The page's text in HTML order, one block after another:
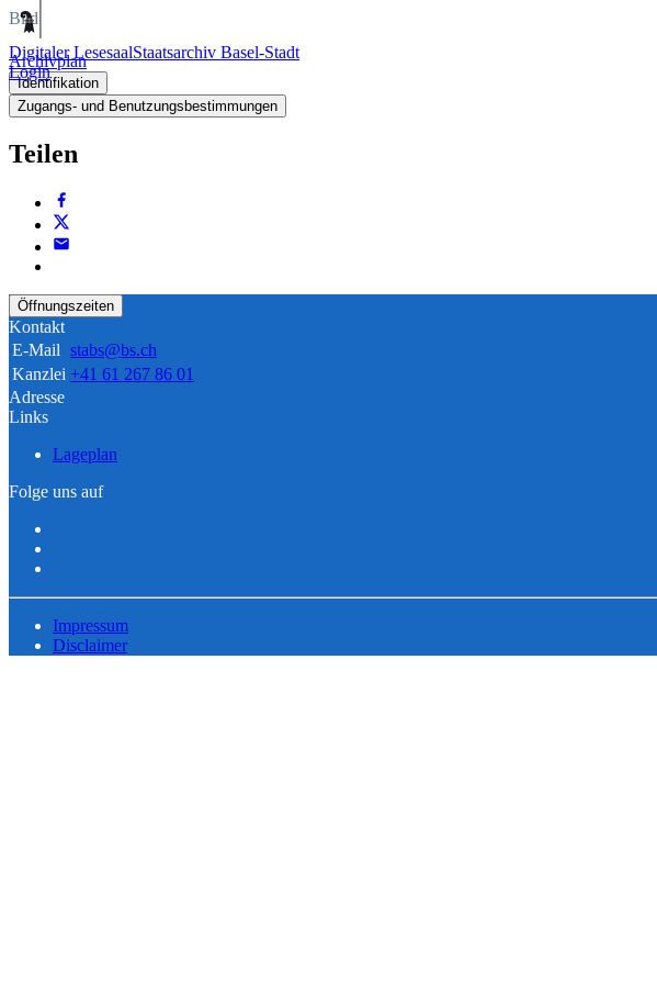
Digitaler LesesaalStaatsarchiv Basel-Stadt
Login
Bild
Archivplan
Identifikation
Zugangs- und Benutzungsbestimmungen
Teilen
Öffnungszeiten
Kontakt
E-Mail stabs@bs.ch
Kanzlei +41 61 267 86 01
Adresse
Links
Lageplan
Folge uns auf
Impressum
Disclaimer